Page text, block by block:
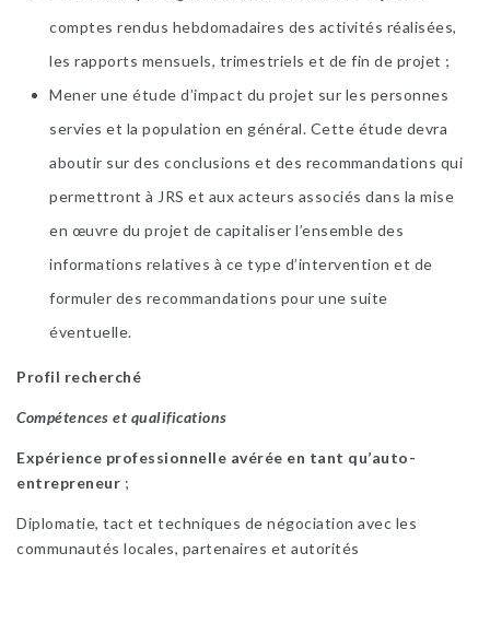
comptes rendus hebdomadaires des activités réalisées,
les rapports mensuels, trimestriels et de fin de projet ;
Mener une étude d’impact du projet sur les personnes
servies et la population en général. Cette étude devra
aboutir sur des conclusions et des recommandations qui
permettront à JRS et aux acteurs associés dans la mise
en œuvre du projet de capitaliser l’ensemble des
informations relatives à ce type d’intervention et de
formuler des recommandations pour une suite
éventuelle.
Profil recherché
Compétences et qualifications
Expérience professionnelle avérée en tant qu’auto-
entrepreneur ;
Diplomatie, tact et techniques de négociation avec les
communautés locales, partenaires et autorités